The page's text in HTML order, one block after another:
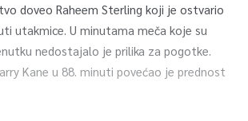
doveo Raheem Sterling koji je ostvario
utakmice. U minutama meča koje su
nedostajalo je prilika za pogotke.
Kane u 88. minuti povećao je prednost